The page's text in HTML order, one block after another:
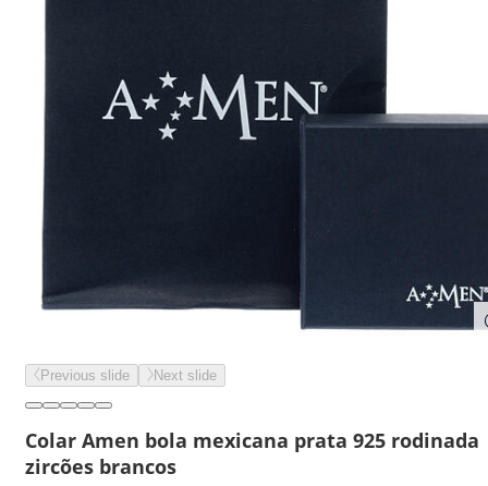
Previous slide Next slide
Colar Amen bola mexicana prata 925 rodinada
zircões brancos